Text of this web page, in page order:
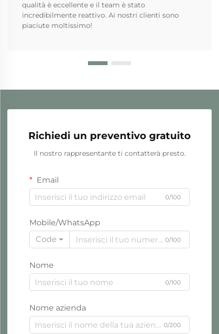
qualità è eccellente e il team è stato
incredibilmente reattivo. Ai nostri clienti sono
piaciute moltissimo!
Richiedi un preventivo gratuito
Il nostro rappresentante ti contatterà presto.
Email
0/100
Mobile/WhatsApp
Code
0/100
Nome
0/100
Nome azienda
0/200